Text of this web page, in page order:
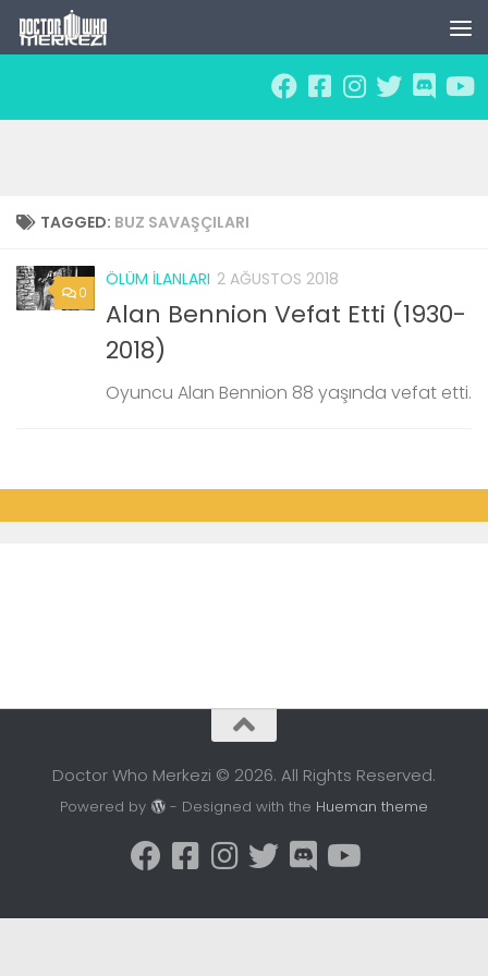
Skip to content
TAGGED: BUZ SAVAŞÇILARI
0
ÖLÜM İLANLARI 2 AĞUSTOS 2018
Alan Bennion Vefat Etti (1930-
2018)
Oyuncu Alan Bennion 88 yaşında vefat etti.
Doctor Who Merkezi © 2026. All Rights Reserved.
Powered by - Designed with the Hueman theme